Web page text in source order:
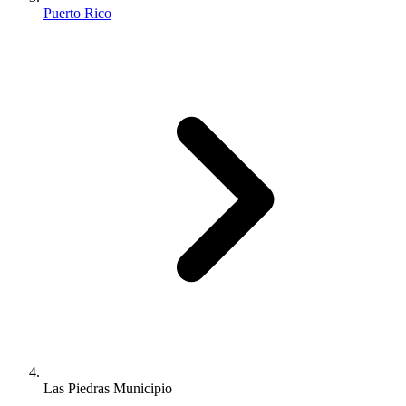
Puerto Rico
Las Piedras Municipio